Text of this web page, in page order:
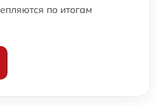
по итогам